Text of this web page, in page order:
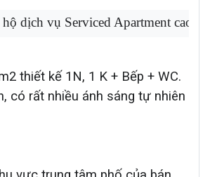
hộ dịch vụ Serviced Apartment cao
thiết kế 1N, 1 K + Bếp + WC.
có rất nhiều ánh sáng tự nhiên